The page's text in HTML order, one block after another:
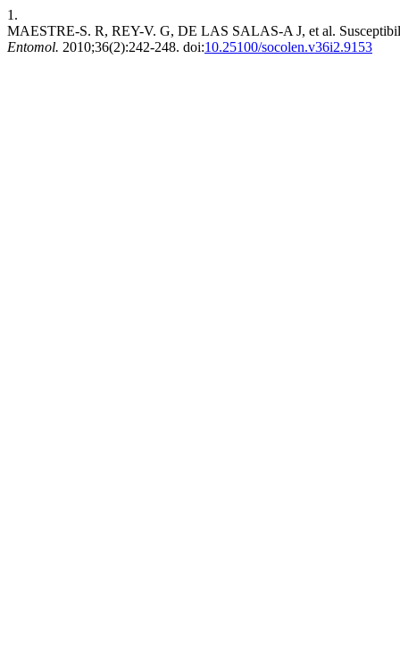
1.
MAESTRE-S. R, REY-V. G, DE LAS SALAS-A J, et al.
Entomol. 2010;36(2):242-248. doi:10.25100/socolen.v36i2.9153